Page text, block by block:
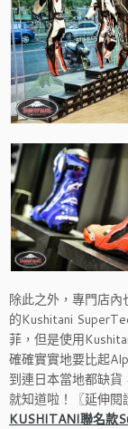
除此之外，專門店
的Kushitani
菲，但是使用
確確實實地要比起
到連日本當地都缺
就知道啦！〖延伸閱
KUSHITANI聯名款